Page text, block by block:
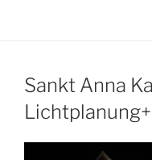
Sankt Anna
Lichtplanung+